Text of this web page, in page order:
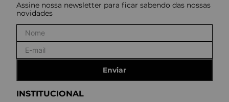
INSTITUCIONAL
Assine nossa newsletter para ficar sabendo das nossas
novidades
Enviar